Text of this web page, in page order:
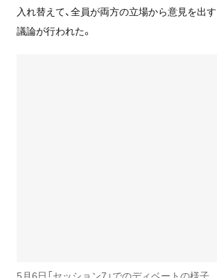
入れ替えて、全員が両方の立場から意見を出
議論が行われた。